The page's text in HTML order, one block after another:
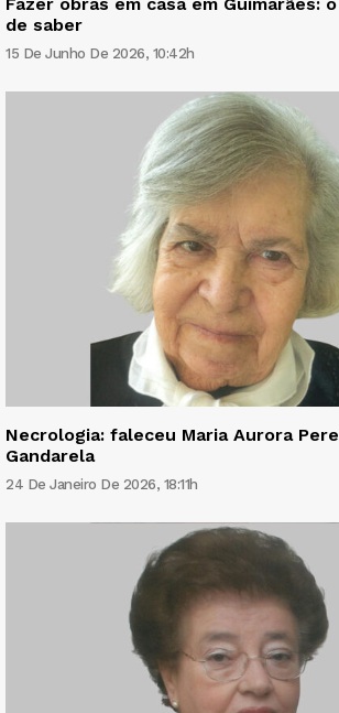
de saber
15 De Junho De 2026, 10:42h
Necrologia: faleceu Maria Aurora
Gandarela
24 De Janeiro De 2026, 18:11h